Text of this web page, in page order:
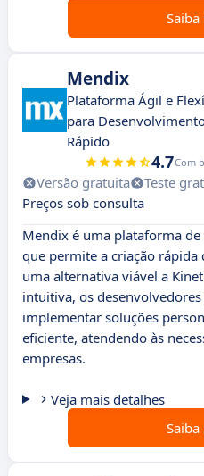
Mendix
Plataforma Ágil e
para
Rápido
4.7Com
Versão gratuita Teste
Preços sob consulta
Mendix é uma plataforma
que permite a criação
uma alternativa viável a
intuitiva, os
implementar soluções
eficiente, atendendo às
empresas.
Veja mais detalhes